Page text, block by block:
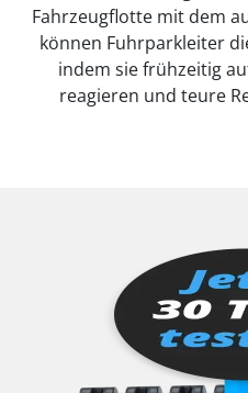
Fahrzeugflotte mit dem
können Fuhrparkleiter
indem sie frühzeitig
reagieren und teure